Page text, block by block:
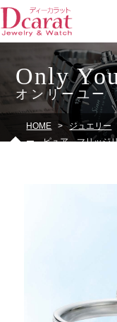
Only
オンリーユー
HOME ジュエリー
ー ピュア マリッジ